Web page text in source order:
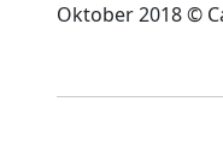
Oktober 2018 ©